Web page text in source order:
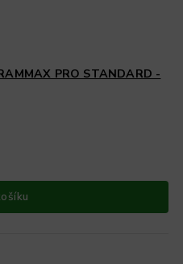
PRO STANDARD -